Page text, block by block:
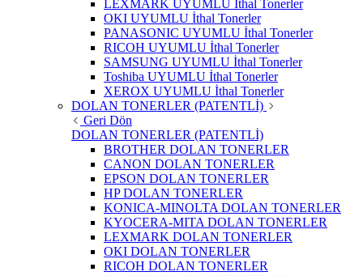
LEXMARK UYUMLU İthal Tonerler
OKI UYUMLU İthal Tonerler
PANASONIC UYUMLU İthal Tonerler
RICOH UYUMLU İthal Tonerler
SAMSUNG UYUMLU İthal Tonerler
Toshiba UYUMLU İthal Tonerler
XEROX UYUMLU İthal Tonerler
DOLAN TONERLER (PATENTLİ)
Geri Dön
DOLAN TONERLER (PATENTLİ)
BROTHER DOLAN TONERLER
CANON DOLAN TONERLER
EPSON DOLAN TONERLER
HP DOLAN TONERLER
KONICA-MINOLTA DOLAN TONERLER
KYOCERA-MITA DOLAN TONERLER
LEXMARK DOLAN TONERLER
OKI DOLAN TONERLER
RICOH DOLAN TONERLER